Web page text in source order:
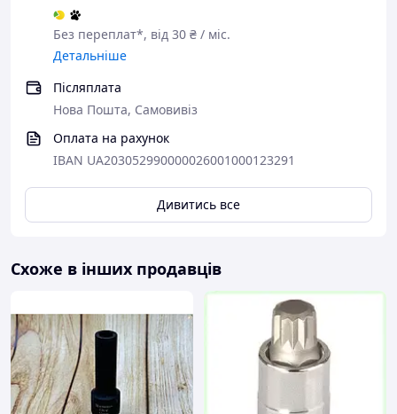
Без переплат*, від 30 ₴ / міс.
Детальніше
Післяплата
Нова Пошта, Самовивіз
Оплата на рахунок
IBAN UA203052990000026001000123291
Дивитись все
Схоже в інших продавців